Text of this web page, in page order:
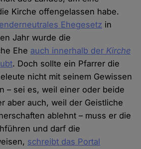
Kirche offengelassen habe.
Ehegesetz in
Jahr wurde die
Ehe auch innerhalb der Kirche
. Doch sollte ein Pfarrer die
nicht mit seinem Gewissen
– sei es, weil einer oder beide
aber auch, weil der Geistliche
ablehnt – muss er die
und darf die
schreibt das Portal